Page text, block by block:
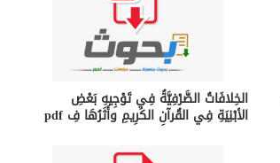
الخِلافَاتُ الصَّرْفِيَّةُ فِي تَوْجِيهِ بَعْضِ
الأبْنِيَةِ فِي القُرآنِ الكَرِيمِ وأَثَرُهَا فِ pdf